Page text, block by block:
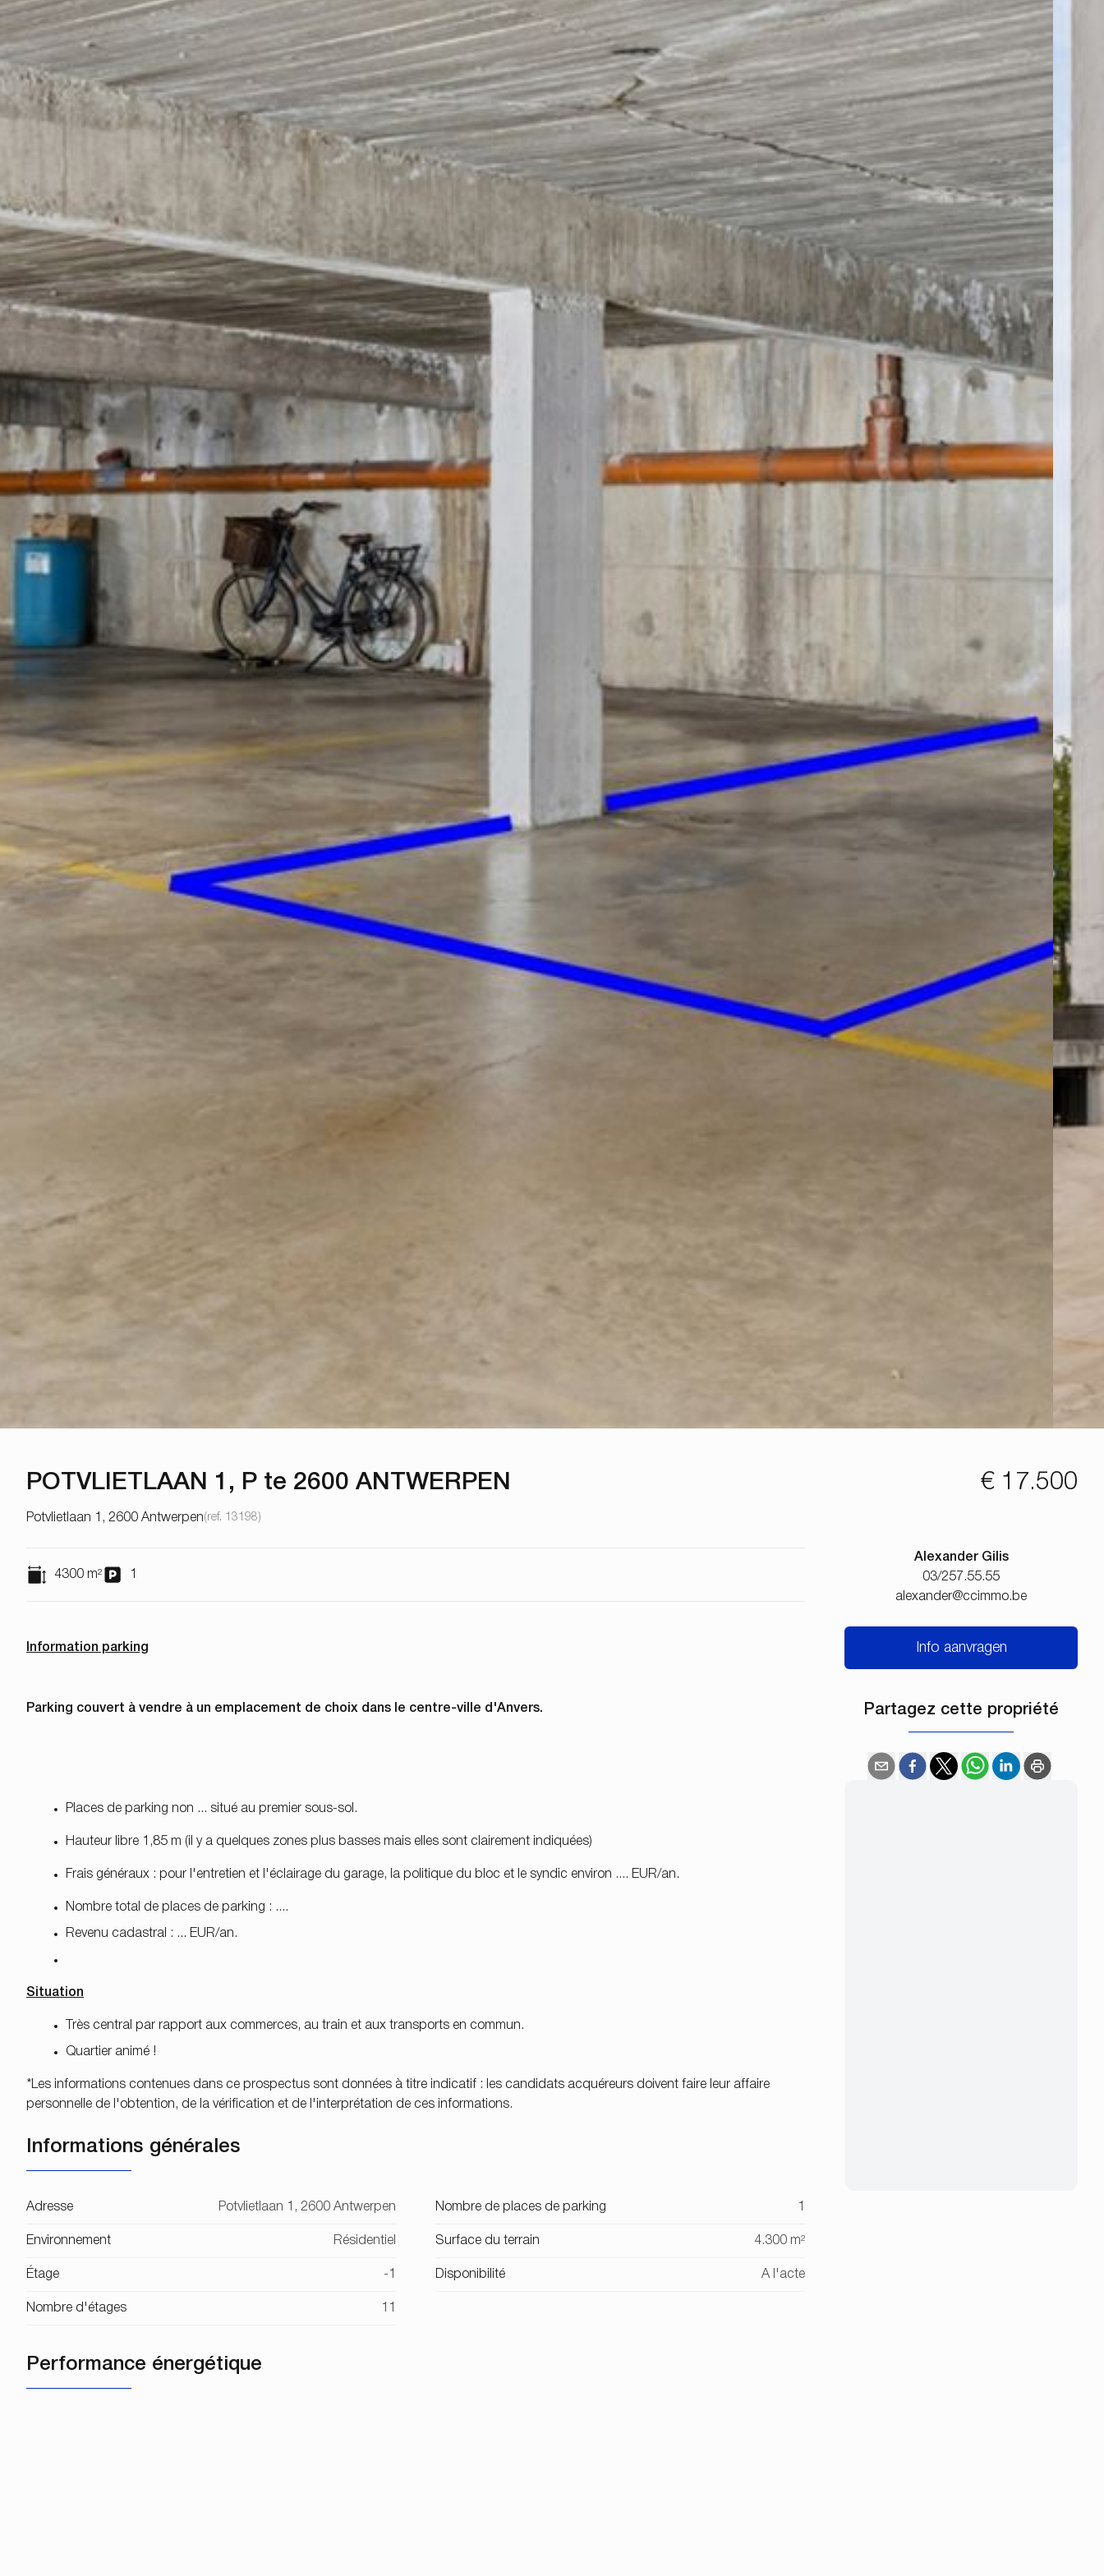
POTVLIETLAAN 1, P te 2600 ANTWERPEN € 17.500
Potvlietlaan 1, 2600 Antwerpen(ref. 13198)
4300 m²
Information parking
Parking couvert à vendre à un emplacement de choix dans le centre-ville d'Anvers.
Places de parking non ... situé au premier sous-sol.
Hauteur libre ,85 m (il y a quelques zones plus basses mais elles sont clairement indiquées)
Frais généraux : pour l'entretien et l'éclairage du garage, la politique du bloc et le syndic environ .... EUR/an.
Nombre total de places de parking : ....
Revenu cadastral : ... EUR/an.
Situation
Très central par rapport aux commerces, au train et aux transports en commun.
Quartier animé !
* Les informations contenues dans ce prospectus sont données à titre indicatif : les candidats acquéreurs doivent faire leur affaire
personnelle de l'obtention, de la vérification et de l'interprétation de ces informations.
Informations générales
Adresse Potvlietlaan 1, 2600 Antwerpen Nombre de places de parking
Environnement Résidentiel Surface du terrain 4.300 m²
Étage -1 Disponibilité A l'acte
Nombre d'étages
Performance énergétique
Alexander Gilis
03/257.55.55
alexander@ccimmo.be
Info aanvragen
Partagez cette propriété